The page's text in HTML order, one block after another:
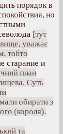
порядок в
но
[тут
уважає
тобто
старание и
план
Суть
обирати з
(короля).
та